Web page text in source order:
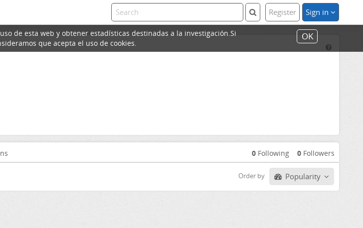
de esta web y obtener estadísticas destinadas a la investigación.Si
que acepta el uso de cookies.
OK
Register Sign in
0 Followers
0 Following
Order by Popularity